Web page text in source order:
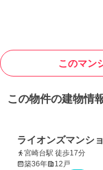
このマン
この物件の建物情
ライオンズマンシ
宮崎台駅 徒歩17分
築36年
12戸